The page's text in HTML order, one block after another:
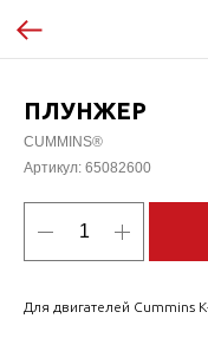
ПЛУНЖЕР
CUMMINS®
Артикул: 65082600
Для двигателей Cummins